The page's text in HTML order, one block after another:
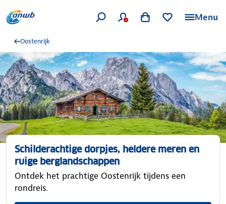
Menu
Oostenrijk
Schilderachtige dorpjes, heldere meren en
ruige berglandschappen
Ontdek het prachtige Oostenrijk tijdens een
rondreis.